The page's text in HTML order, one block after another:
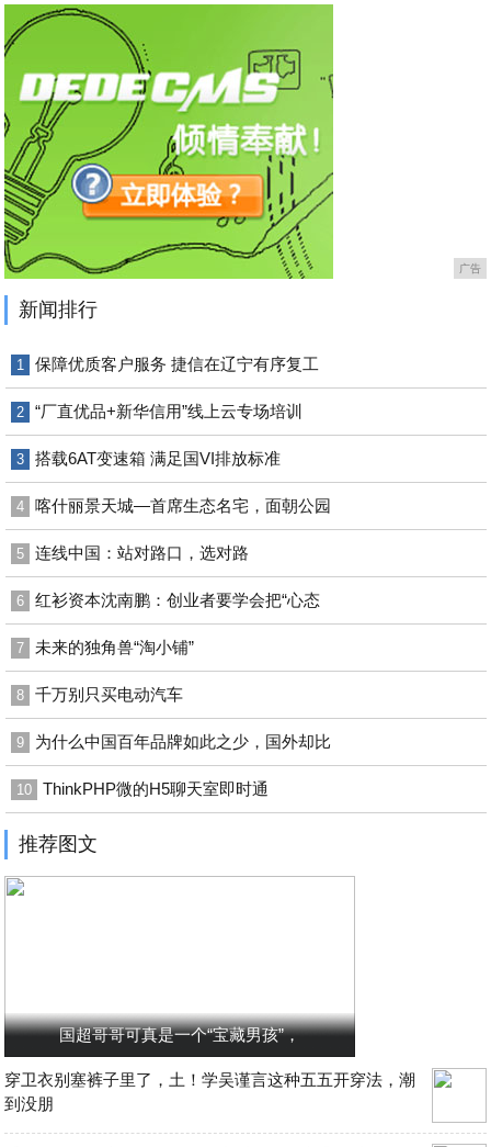
广告
新闻排行
1 保障优质客户服务 捷信在辽宁有序复工
2 “厂直优品+新华信用”线上云专场培训
3 搭载6AT变速箱 满足国VI排放标准
4 喀什丽景天城—首席生态名宅，面朝公园
5 连线中国：站对路口，选对路
6 红衫资本沈南鹏：创业者要学会把“心态
7 未来的独角兽“淘小铺”
8 千万别只买电动汽车
9 为什么中国百年品牌如此之少，国外却比
10 ThinkPHP微的H5聊天室即时通
推荐图文
国超哥哥可真是一个“宝藏男孩”，
穿卫衣别塞裤子里了，土！学吴谨言这种五五开穿法，潮
到没朋